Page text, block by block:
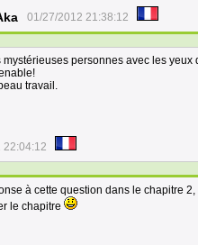
01/27/2012 21:38:12
mystérieuses personnes avec les yeux
travail.
22:04:12
à cette question dans le chapitre
le chapitre